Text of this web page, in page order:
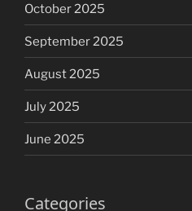
October 2025
September 2025
August 2025
July 2025
June 2025
Categories